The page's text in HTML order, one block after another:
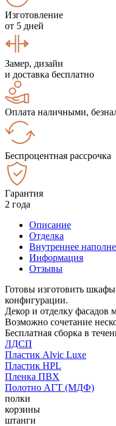
Изготовление
от 5 дней
Замер, дизайн
и доставка бесплатно
Оплата наличными,
Беспроцентная рассрочка
Гарантия
2 года
Описание
Отделка
Внутреннее
Информация
Отзывы
Готовы изготовить
конфигурации.
Декор и отделку
Возможно сочетание
Бесплатная сборка в
ЛДСП
Пластик Alvic Luxe
Пластик HPL
Пленка ПВХ
Полотно АГТ (МДФ)
полки
корзины
штанги